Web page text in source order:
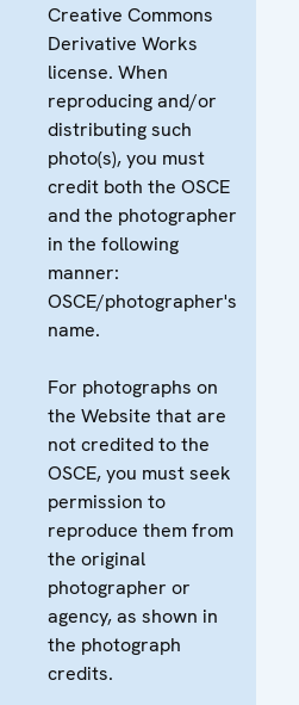
Creative Commons
Derivative Works
license. When
reproducing and/or
distributing such
photo(s), you must
credit both the OSCE
and the photographer
in the following
manner:
OSCE/photographer's
name.
For photographs on
the Website that are
not credited to the
OSCE, you must seek
permission to
reproduce them from
the original
photographer or
agency, as shown in
the photograph
credits.